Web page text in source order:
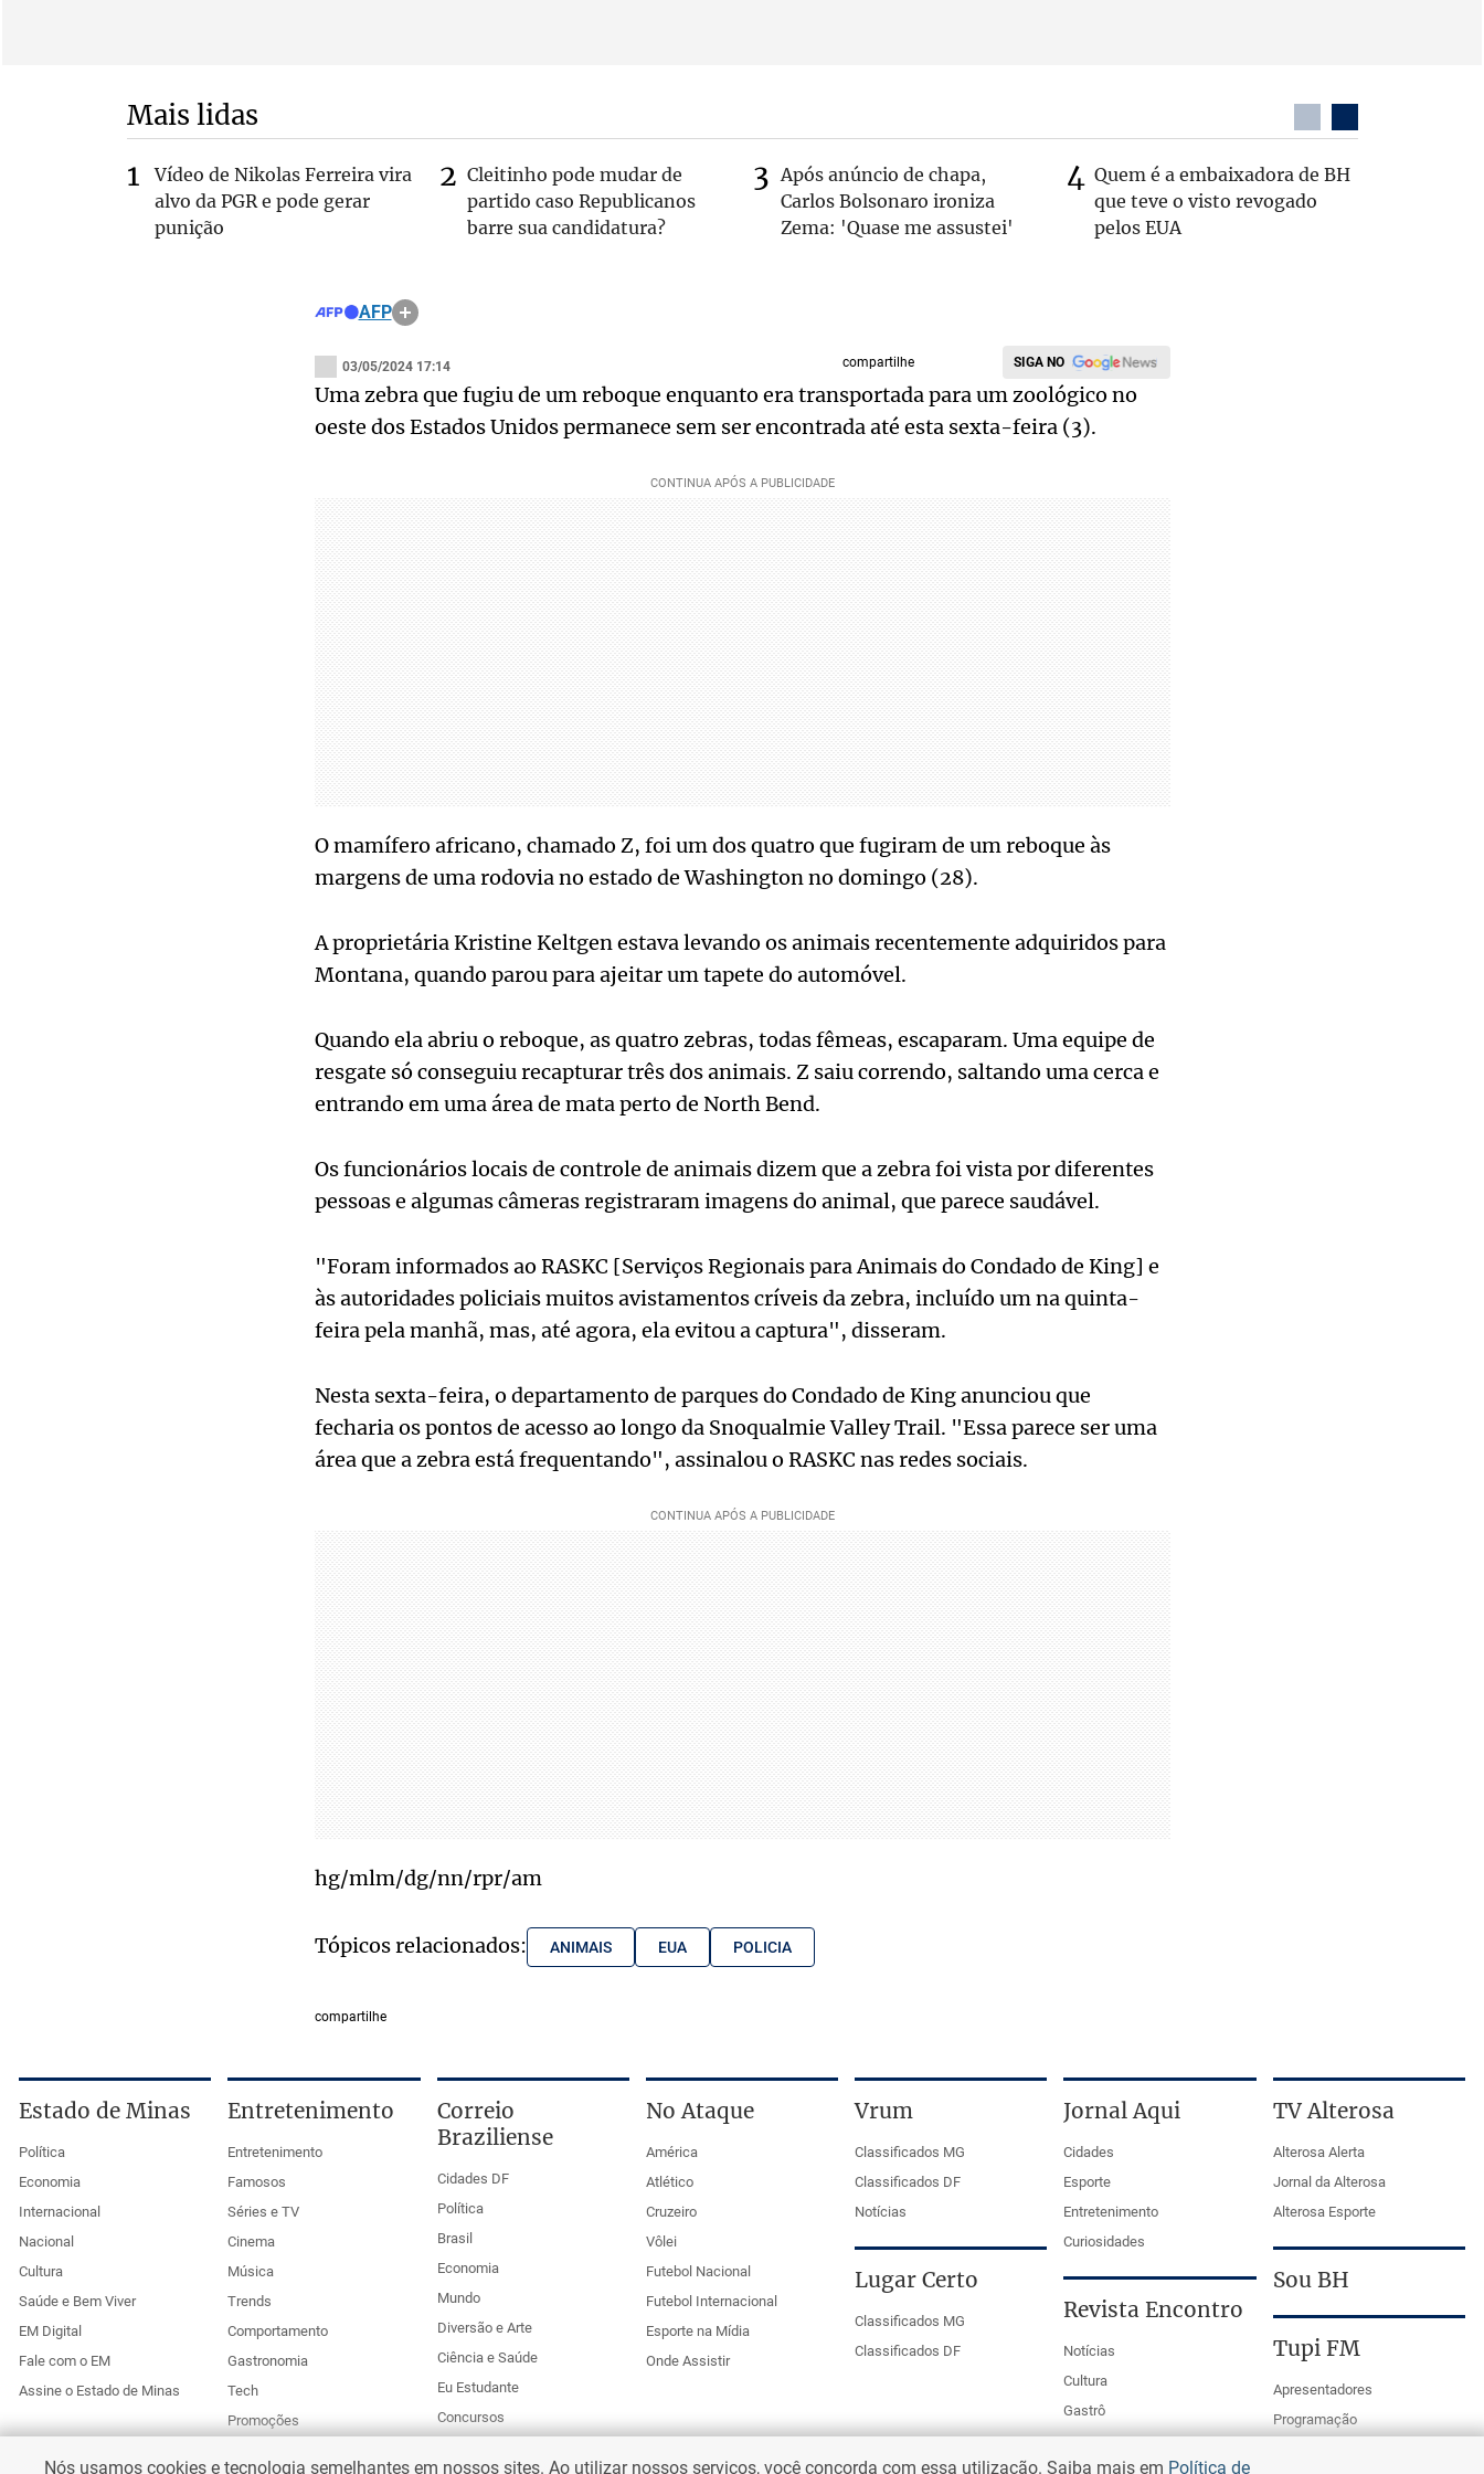
Mais lidas
Vídeo de Nikolas Ferreira vira
alvo da PGR e pode gerar
punição
Cleitinho pode mudar de
partido caso Republicanos
barre sua candidatura?
Após anúncio de chapa,
Carlos Bolsonaro ironiza
Zema: 'Quase me assustei'
Quem é a embaixadora de BH
que teve o visto revogado
pelos EUA
AFP
03/05/2024 17:14 compartilhe SIGA NO
Uma zebra que fugiu de um reboque enquanto era transportada para um zoológico no
oeste dos Estados Unidos permanece sem ser encontrada até esta sexta-feira (3).
O mamífero africano, chamado Z, foi um dos quatro que fugiram de um reboque às
margens de uma rodovia no estado de Washington no domingo (28).
A proprietária Kristine Keltgen estava levando os animais recentemente adquiridos para
Montana, quando parou para ajeitar um tapete do automóvel.
Quando ela abriu o reboque, as quatro zebras, todas fêmeas, escaparam. Uma equipe de
resgate só conseguiu recapturar três dos animais. Z saiu correndo, saltando uma cerca e
entrando em uma área de mata perto de North Bend.
Os funcionários locais de controle de animais dizem que a zebra foi vista por diferentes
pessoas e algumas câmeras registraram imagens do animal, que parece saudável.
"Foram informados ao RASKC [Serviços Regionais para Animais do Condado de King] e
às autoridades policiais muitos avistamentos críveis da zebra, incluído um na quinta-
feira pela manhã, mas, até agora, ela evitou a captura", disseram.
Nesta sexta-feira, o departamento de parques do Condado de King anunciou que
fecharia os pontos de acesso ao longo da Snoqualmie Valley Trail. "Essa parece ser uma
área que a zebra está frequentando", assinalou o RASKC nas redes sociais.
hg/mlm/dg/nn/rpr/am
Tópicos relacionados: ANIMAIS EUA POLICIA
compartilhe
Estado de Minas
Política
Economia
Internacional
Nacional
Cultura
Saúde e Bem Viver
EM Digital
Fale com o EM
Assine o Estado de Minas
Entretenimento
Entretenimento
Famosos
Séries e TV
Cinema
Música
Trends
Comportamento
Gastronomia
Tech
Promoções
Anuncie no Uai
Correio
Braziliense
Cidades DF
Política
Brasil
Economia
Mundo
Diversão e Arte
Ciência e Saúde
Eu Estudante
Concursos
No Ataque
América
Atlético
Cruzeiro
Vôlei
Futebol Nacional
Futebol Internacional
Esporte na Mídia
Onde Assistir
Vrum
Classificados MG
Classificados DF
Notícias
Lugar Certo
Classificados MG
Classificados DF
Jornal Aqui
Cidades
Esporte
Entretenimento
Curiosidades
Revista Encontro
Notícias
Cultura
Gastrô
TV Alterosa
Alterosa Alerta
Jornal da Alterosa
Alterosa Esporte
Sou BH
Tupi FM
Apresentadores
Programação
Nós usamos cookies e tecnologia semelhantes em nossos sites. Ao utilizar nossos serviços, você concorda com essa utilização. Saiba mais em Política de